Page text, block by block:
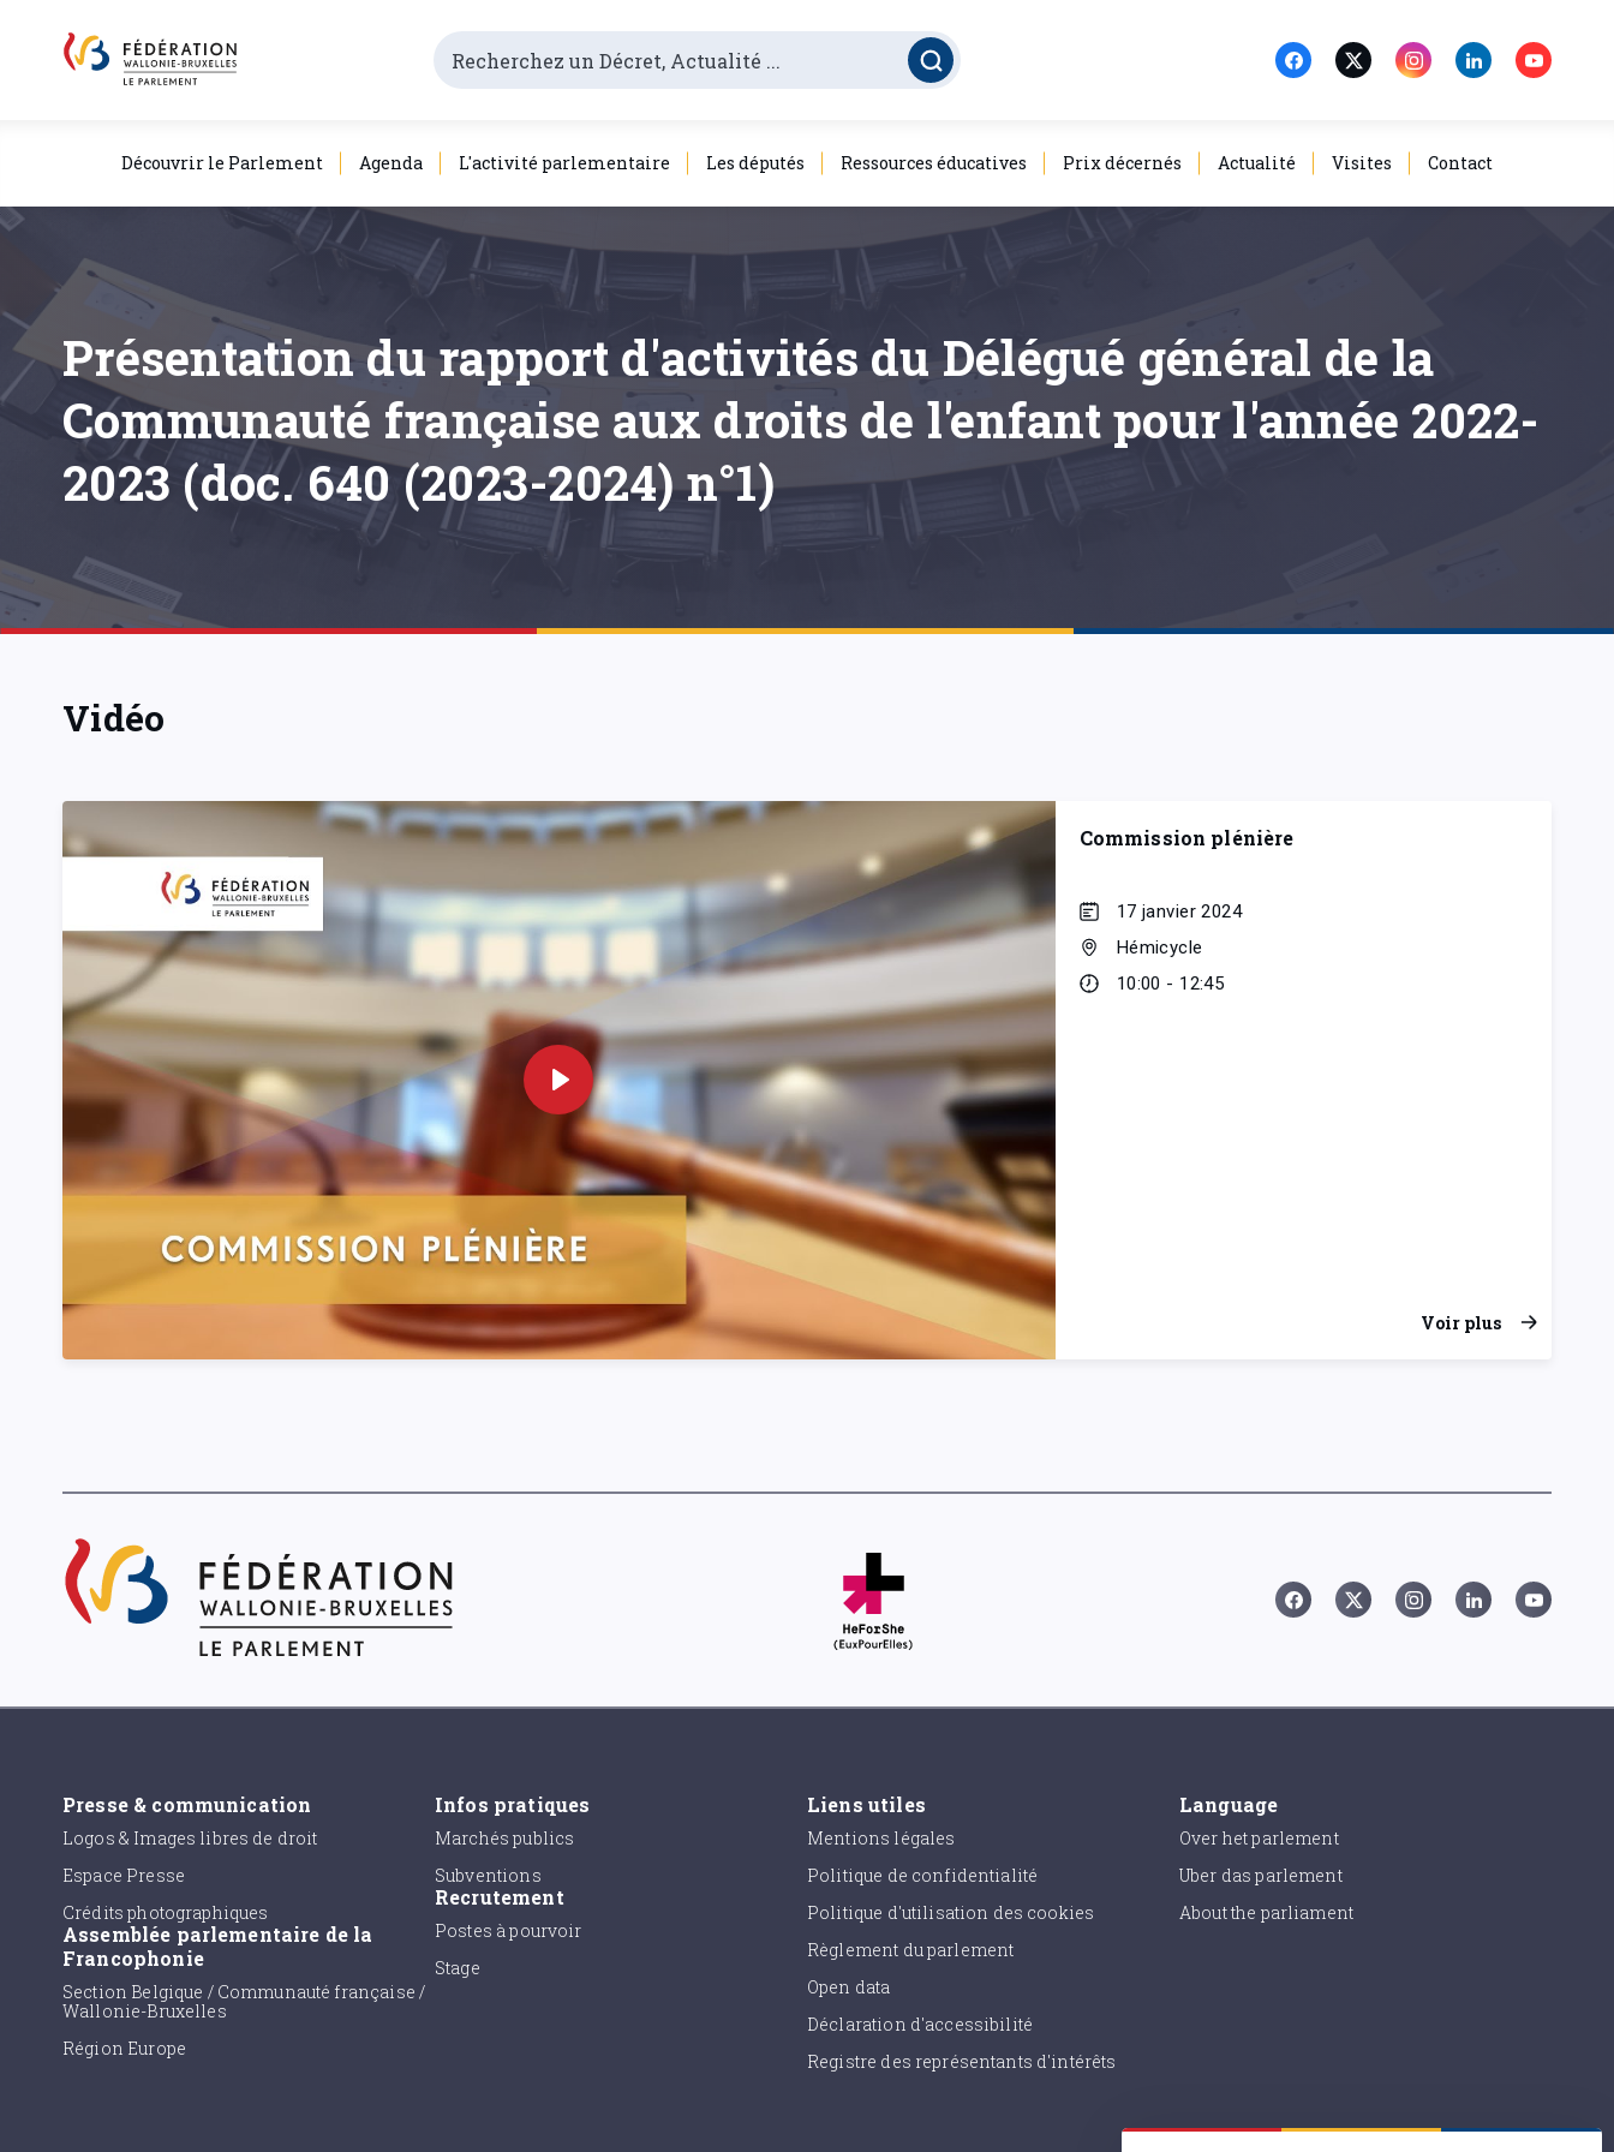
Découvrir le Parlement Agenda L'activité parlementaire Les députés Ressources éducatives Prix décernés Actualité Visites Contact
Présentation du rapport d'activités du Délégué général de la
Communauté française aux droits de l'enfant pour l'année 2022-
2023 (doc. 640 (2023-2024) n°1)
Vidéo
Commission plénière
17 janvier 2024
Hémicycle
10:00 - 12:45
Voir plus
Presse & communication
Logos & Images libres de droit
Espace Presse
Crédits photographiques
Assemblée parlementaire de la
Francophonie
Section Belgique / Communauté française /
Wallonie-Bruxelles
Région Europe
Infos pratiques
Marchés publics
Subventions
Recrutement
Postes à pourvoir
Stage
Liens utiles
Mentions légales
Politique de confidentialité
Politique d'utilisation des cookies
Règlement du parlement
Open data
Déclaration d'accessibilité
Registre des représentants d'intérêts
Language
Over het parlement
Uber das parlement
About the parliament